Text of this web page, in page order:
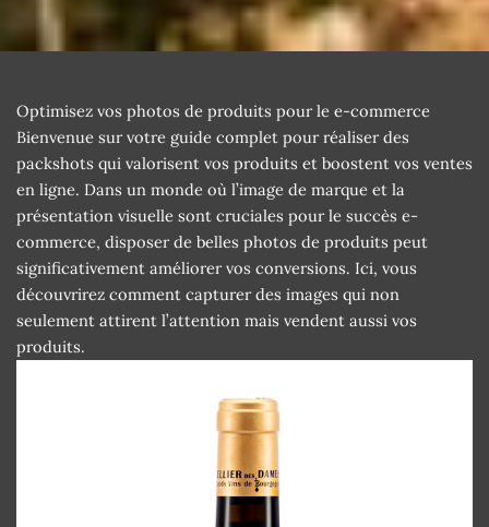
Optimisez vos photos de produits pour le e-commerce
Bienvenue sur votre guide complet pour réaliser des
packshots qui valorisent vos produits et boostent vos ventes
en ligne. Dans un monde où l’image de marque et la
présentation visuelle sont cruciales pour le succès e-
commerce, disposer de belles photos de produits peut
significativement améliorer vos conversions. Ici, vous
découvrirez comment capturer des images qui non
seulement attirent l’attention mais vendent aussi vos
produits.